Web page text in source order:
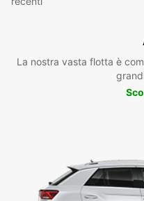
La nostra vasta flotta è